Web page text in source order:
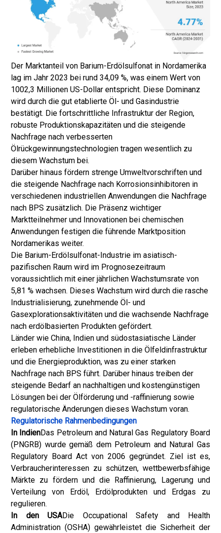
Der Marktanteil von Barium-Erdölsulfonat in Nordamerika
lag im Jahr 2023 bei rund 34,09 %, was einem Wert von
1002,3 ​​Millionen US-Dollar entspricht. Diese Dominanz
wird durch die gut etablierte Öl- und Gasindustrie
bestätigt. Die fortschrittliche Infrastruktur der Region,
robuste Produktionskapazitäten und die steigende
Nachfrage nach verbesserten
Ölrückgewinnungstechnologien tragen wesentlich zu
diesem Wachstum bei.
Darüber hinaus fördern strenge Umweltvorschriften und
die steigende Nachfrage nach Korrosionsinhibitoren in
verschiedenen industriellen Anwendungen die Nachfrage
nach BPS zusätzlich. Die Präsenz wichtiger
Marktteilnehmer und Innovationen bei chemischen
Anwendungen festigen die führende Marktposition
Nordamerikas weiter.
Die Barium-Erdölsulfonat-Industrie im asiatisch-
pazifischen Raum wird im Prognosezeitraum
voraussichtlich mit einer jährlichen Wachstumsrate von
5,81 % wachsen. Dieses Wachstum wird durch die rasche
Industrialisierung, zunehmende Öl- und
Gasexplorationsaktivitäten und die wachsende Nachfrage
nach erdölbasierten Produkten gefördert.
Länder wie China, Indien und südostasiatische Länder
erleben erhebliche Investitionen in die Ölfeldinfrastruktur
und die Energieproduktion, was zu einer starken
Nachfrage nach BPS führt. Darüber hinaus treiben der
steigende Bedarf an nachhaltigen und kostengünstigen
Lösungen bei der Ölförderung und -raffinierung sowie
regulatorische Änderungen dieses Wachstum voran.
Regulatorische Rahmenbedingungen
In IndienDas Petroleum and Natural Gas Regulatory Board
(PNGRB) wurde gemäß dem Petroleum and Natural Gas
Regulatory Board Act von 2006 gegründet. Ziel ist es,
Verbraucherinteressen zu schützen, wettbewerbsfähige
Märkte zu fördern und die Raffinierung, Lagerung und
Verteilung von Erdöl, Erdölprodukten und Erdgas zu
regulieren.
In den USADie Occupational Safety and Health
Administration (OSHA) gewährleistet die Sicherheit der